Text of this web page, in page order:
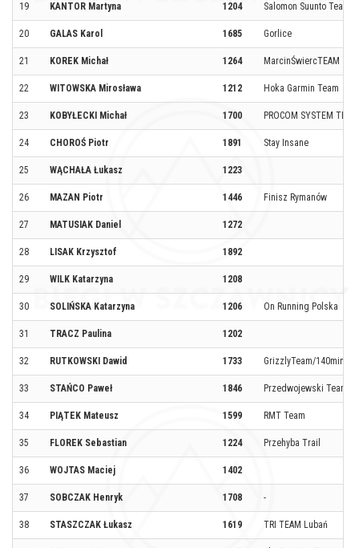
19 KANTOR Martyna 1204 Salomon Suunto Team
20 GALAS Karol 1685 Gorlice
21 KOREK Michał 1264 MarcinŚwiercTEAM
22 WITOWSKA Mirosława 1212 Hoka Garmin Team
23 KOBYŁECKI Michał 1700 PROCOM SYSTEM TEAM
24 CHOROŚ Piotr 1891 Stay Insane
25 WĄCHAŁA Łukasz 1223
26 MAZAN Piotr 1446 Finisz Rymanów
27 MATUSIAK Daniel 1272
28 LISAK Krzysztof 1892
29 WILK Katarzyna 1208
30 SOLIŃSKA Katarzyna 1206 On Running Polska
31 TRACZ Paulina 1202
32 RUTKOWSKI Dawid 1733 GrizzlyTeam/
33 STAŃCO Paweł 1846 Przedwojewski Team
34 PIĄTEK Mateusz 1599 RMT Team
35 FLOREK Sebastian 1224 Przehyba Trail
36 WOJTAS Maciej 1402
37 SOBCZAK Henryk 1708 -
38 STASZCZAK Łukasz 1619 TRI TEAM Lubań